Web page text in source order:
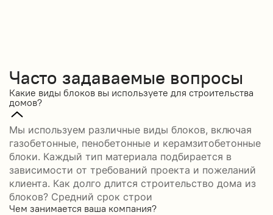
Часто задаваемые вопросы
Какие виды блоков вы используете для строительства
домов?
Мы используем различные виды блоков, включая
газобетонные, пенобетонные и керамзитобетонные
блоки. Каждый тип материала подбирается в
зависимости от требований проекта и пожеланий
клиента. Как долго длится строительство дома из
блоков? Средний срок строи
Чем занимается ваша компания?